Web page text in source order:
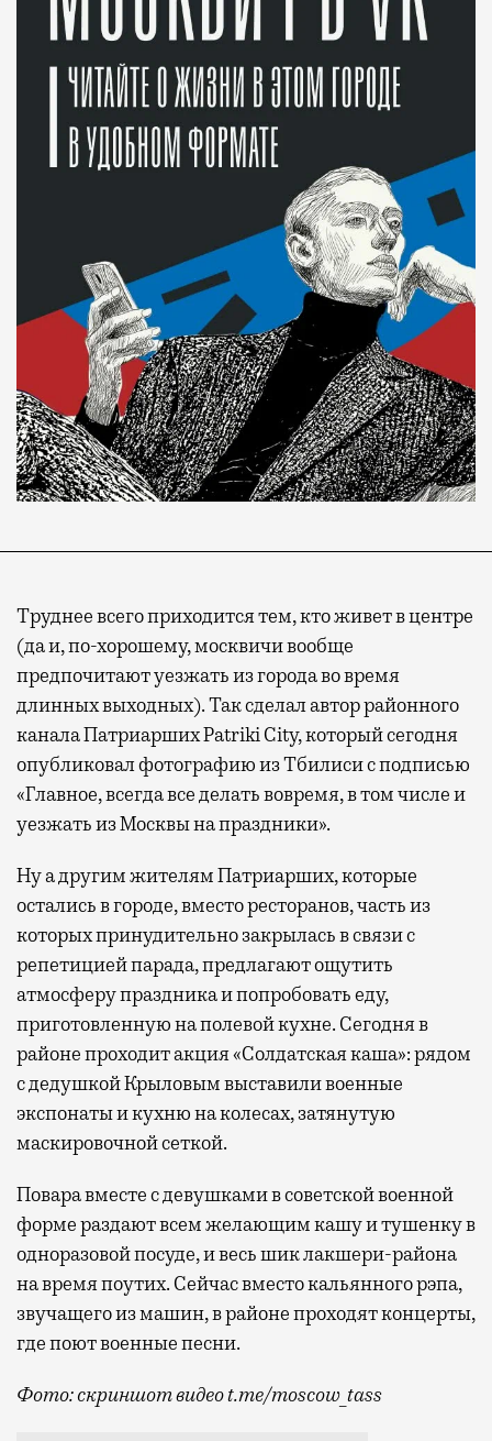
Труднее всего приходится тем, кто живет в центре
(да и, по-хорошему, москвичи вообще
предпочитают уезжать из города во время
длинных выходных). Так сделал автор районного
канала Патриарших Patriki City, который сегодня
опубликовал фотографию из Тбилиси с подписью
«Главное, всегда все делать вовремя, в том числе и
уезжать из Москвы на праздники».
Ну а другим жителям Патриарших, которые
остались в городе, вместо ресторанов, часть из
которых принудительно закрылась в связи с
репетицией парада, предлагают ощутить
атмосферу праздника и попробовать еду,
приготовленную на полевой кухне. Сегодня в
районе проходит акция «Солдатская каша»: рядом
с дедушкой Крыловым выставили военные
экспонаты и кухню на колесах, затянутую
маскировочной сеткой.
Повара вместе с девушками в советской военной
форме раздают всем желающим кашу и тушенку в
одноразовой посуде, и весь шик лакшери-района
на время поутих. Сейчас вместо кальянного рэпа,
звучащего из машин, в районе проходят концерты,
где поют военные песни.
Фото: скриншот видео t.me/moscow_tass